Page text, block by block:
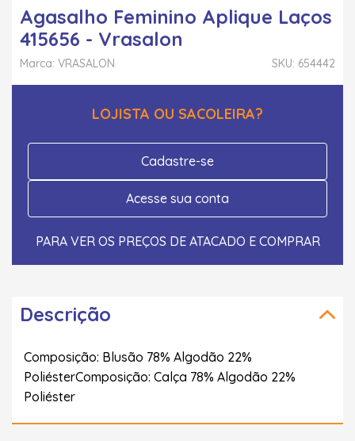
Agasalho Feminino Aplique Laços
415656 - Vrasalon
SKU: 654442
Marca: VRASALON
LOJISTA OU SACOLEIRA?
Cadastre-se
Acesse sua conta
PARA VER OS PREÇOS DE ATACADO E COMPRAR
Descrição
Composição: Blusão 78% Algodão 22%
PoliésterComposição: Calça 78% Algodão 22%
Poliéster